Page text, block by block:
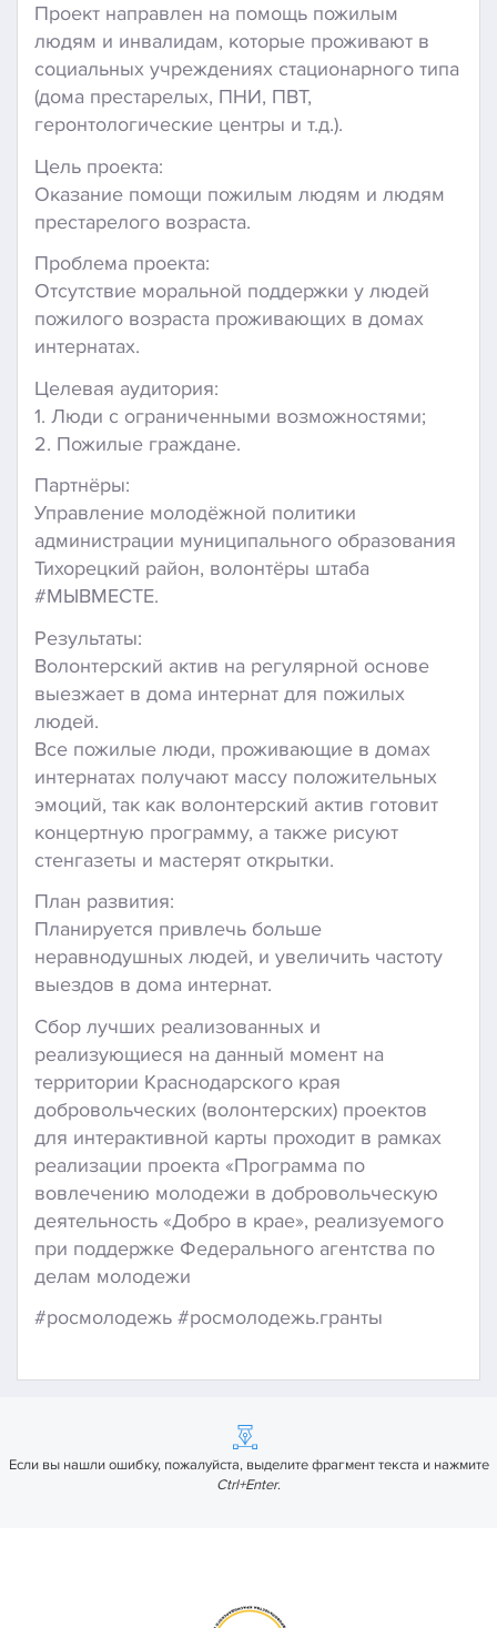
Проект направлен на помощь пожилым
людям и инвалидам, которые проживают в
социальных учреждениях стационарного типа
(дома престарелых, ПНИ, ПВТ,
геронтологические центры и т.д.).
Цель проекта:
Оказание помощи пожилым людям и людям
престарелого возраста.
Проблема проекта:
Отсутствие моральной поддержки у людей
пожилого возраста проживающих в домах
интернатах.
Целевая аудитория:
1. Люди с ограниченными возможностями;
2. Пожилые граждане.
Партнёры:
Управление молодёжной политики
администрации муниципального образования
Тихорецкий район, волонтёры штаба
#МЫВМЕСТЕ.
Результаты:
Волонтерский актив на регулярной основе
выезжает в дома интернат для пожилых
людей.
Все пожилые люди, проживающие в домах
интернатах получают массу положительных
эмоций, так как волонтерский актив готовит
концертную программу, а также рисуют
стенгазеты и мастерят открытки.
План развития:
Планируется привлечь больше
неравнодушных людей, и увеличить частоту
выездов в дома интернат.
Сбор лучших реализованных и
реализующиеся на данный момент на
территории Краснодарского края
добровольческих (волонтерских) проектов
для интерактивной карты проходит в рамках
реализации проекта «Программа по
вовлечению молодежи в добровольческую
деятельность «Добро в крае», реализуемого
при поддержке Федерального агентства по
делам молодежи
#росмолодежь #росмолодежь.гранты
Если вы нашли ошибку, пожалуйста, выделите фрагмент текста и нажмите
Ctrl+Enter.